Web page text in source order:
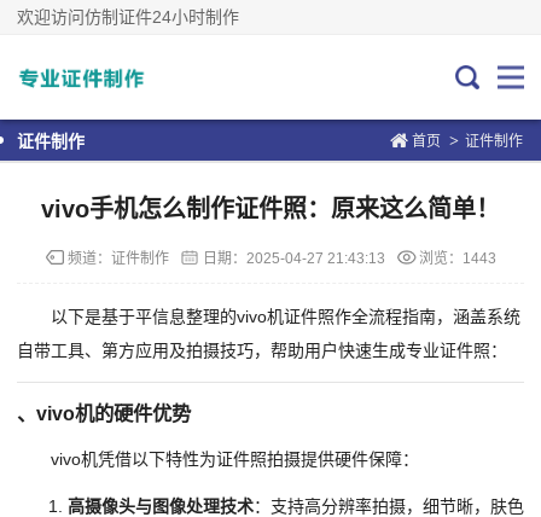
欢迎访问仿制证件24小时制作
首页 > 证件制作
证件制作
vivo手机怎么制作证件照：原来这么简单！
频道： 证件制作 日期： 2025-04-27 21:43:13 浏览：1443
以下是基于平信息整理的vivo机证件照作全流程指南，涵盖系统
自带工具、第方应用及拍摄技巧，帮助用户快速生成专业证件照：
、vivo机的硬件优势
vivo机凭借以下特性为证件照拍摄提供硬件保障：
高摄像头与图像处理技术：支持高分辨率拍摄，细节晰，肤色